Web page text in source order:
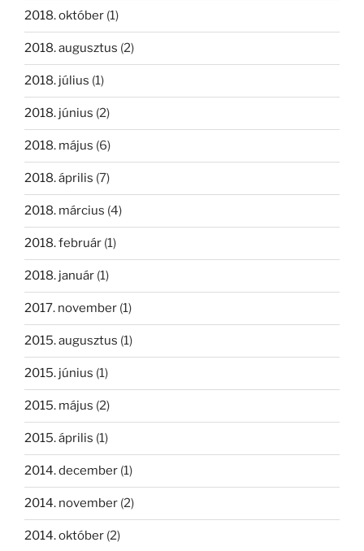
2018. október (1)
2018. augusztus (2)
2018. július (1)
2018. június (2)
2018. május (6)
2018. április (7)
2018. március (4)
2018. február (1)
2018. január (1)
2017. november (1)
2015. augusztus (1)
2015. június (1)
2015. május (2)
2015. április (1)
2014. december (1)
2014. november (2)
2014. október (2)